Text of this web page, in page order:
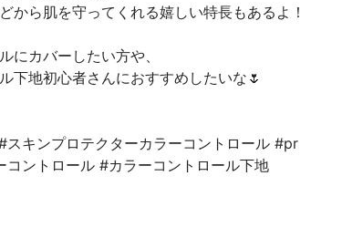
から肌を守ってくれる嬉しい特長もあるよ！
にカバーしたい方や、
下地初心者さんにおすすめしたいな🌷
スキンプロテクターカラーコントロール #pr
コントロール #カラーコントロール下地